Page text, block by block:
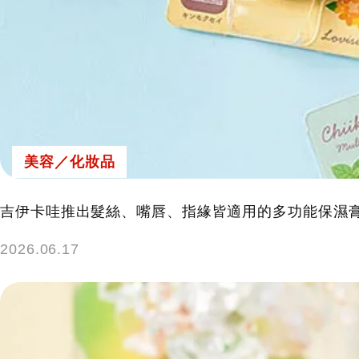
美容／化妝品
吉伊卡哇推出髮絲、嘴唇、指緣皆適用的多功能保濕
2026.06.17